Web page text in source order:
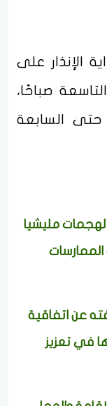
الإنذار على
صباحًا،
حتى السابعة
لهجمات مليشيا
عن اتفاقية
في تعزيز